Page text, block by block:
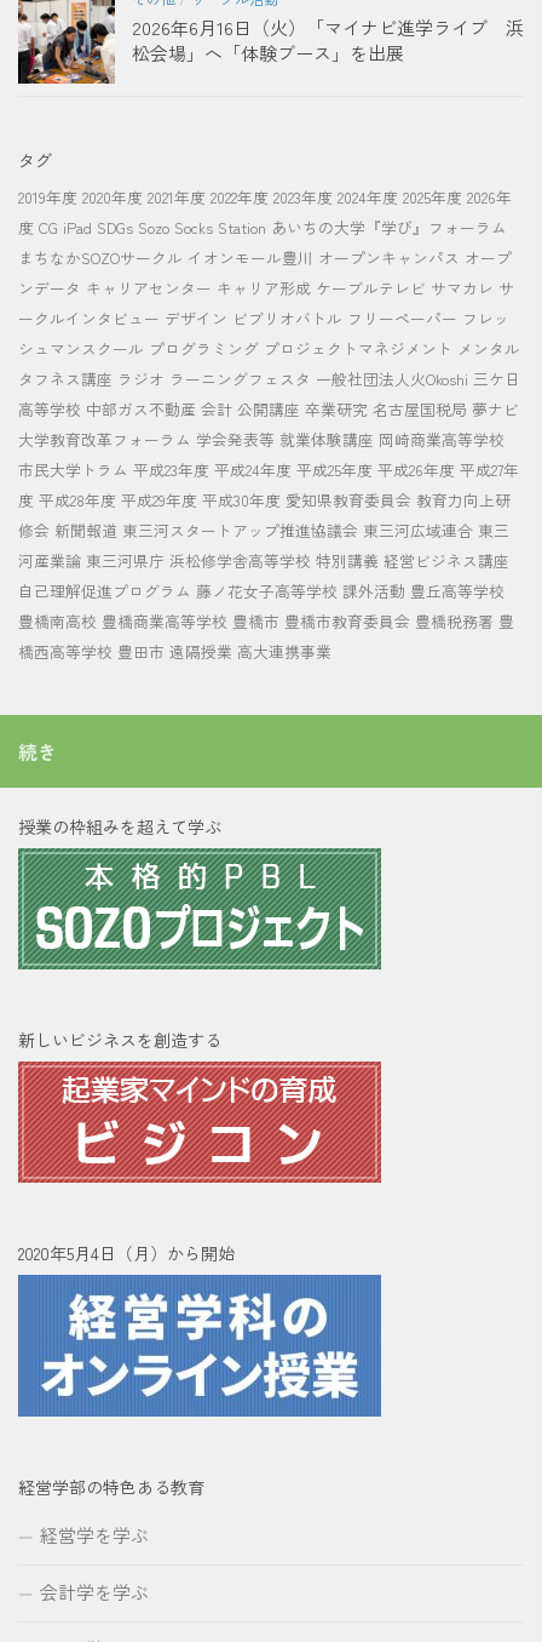
2026年6月16日（火）「マイナビ進学ライブ 浜
松会場」へ「体験ブース」を出展
タグ
2019年度 2020年度 2021年度 2022年度 2023年度 2024年度 2025年度 2026年
度 CG iPad SDGs Sozo Socks Station あいちの大学『学び』フォーラム
まちなかSOZOサークル イオンモール豊川 オープンキャンパス オープ
ンデータ キャリアセンター キャリア形成 ケーブルテレビ サマカレ サ
ークルインタビュー デザイン ビブリオバトル フリーペーパー フレッ
シュマンスクール プログラミング プロジェクトマネジメント メンタル
タフネス講座 ラジオ ラーニングフェスタ 一般社団法人火Okoshi 三ケ日
高等学校 中部ガス不動産 会計 公開講座 卒業研究 名古屋国税局 夢ナビ
大学教育改革フォーラム 学会発表等 就業体験講座 岡崎商業高等学校
市民大学トラム 平成23年度 平成24年度 平成25年度 平成26年度 平成27年
度 平成28年度 平成29年度 平成30年度 愛知県教育委員会 教育力向上研
修会 新聞報道 東三河スタートアップ推進協議会 東三河広域連合 東三
河産業論 東三河県庁 浜松修学舎高等学校 特別講義 経営ビジネス講座
自己理解促進プログラム 藤ノ花女子高等学校 課外活動 豊丘高等学校
豊橋南高校 豊橋商業高等学校 豊橋市 豊橋市教育委員会 豊橋税務署 豊
橋西高等学校 豊田市 遠隔授業 高大連携事業
続き
授業の枠組みを超えて学ぶ
新しいビジネスを創造する
2020年5月4日（月）から開始
経営学部の特色ある教育
経営学を学ぶ
会計学を学ぶ